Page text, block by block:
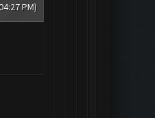
PM)